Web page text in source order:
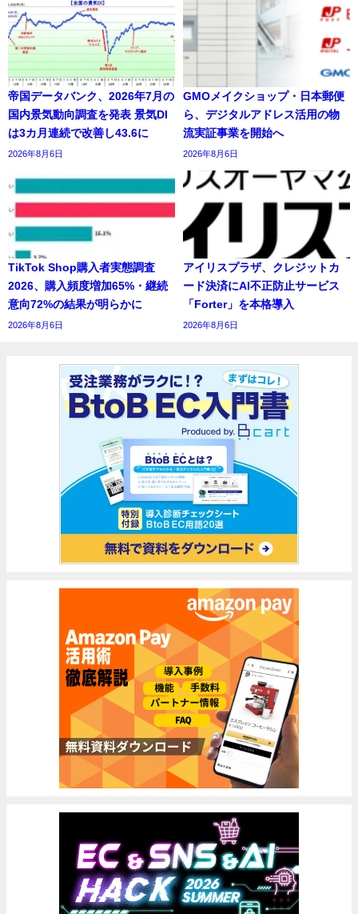
帝国データバンク、2026年7月の
国内景気動向調査を発表 景気DI
は3カ月連続で改善し43.6に
2026年8月6日
GMOメイクショップ・日本郵便
ら、デジタルアドレス活用の物
流実証事業を開始へ
2026年8月6日
TikTok Shop購入者実態調査
2026、購入頻度増加65%・継続
意向72%の結果が明らかに
2026年8月6日
アイリスプラザ、クレジットカ
ード決済にAI不正防止サービス
「Forter」を本格導入
2026年8月6日